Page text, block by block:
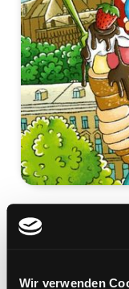
Wir verwenden
der
Suche nach